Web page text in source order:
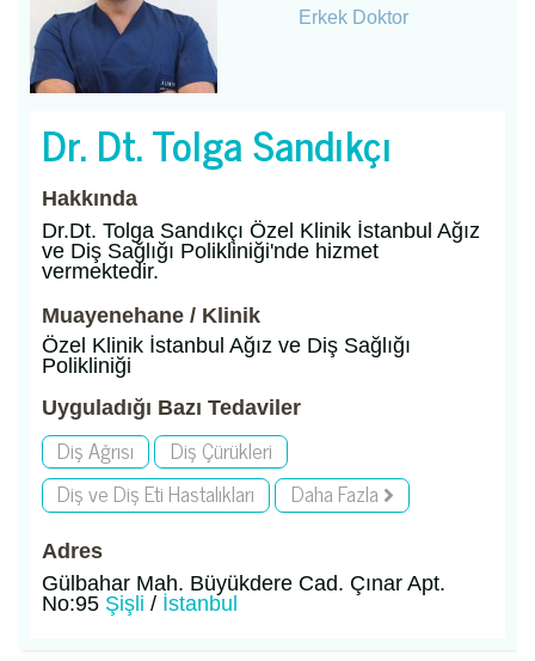
Erkek Doktor
Dr. Dt. Tolga Sandıkçı
Hakkında
Dr.Dt. Tolga Sandıkçı Özel Klinik İstanbul Ağız
ve Diş Sağlığı Polikliniği'nde hizmet
vermektedir.
Muayenehane / Klinik
Özel Klinik İstanbul Ağız ve Diş Sağlığı
Polikliniği
Uyguladığı Bazı Tedaviler
Diş Ağrısı
Diş Çürükleri
Diş ve Diş Eti Hastalıkları
Daha Fazla
Adres
Gülbahar Mah. Büyükdere Cad. Çınar Apt.
No:95 Şişli / İstanbul